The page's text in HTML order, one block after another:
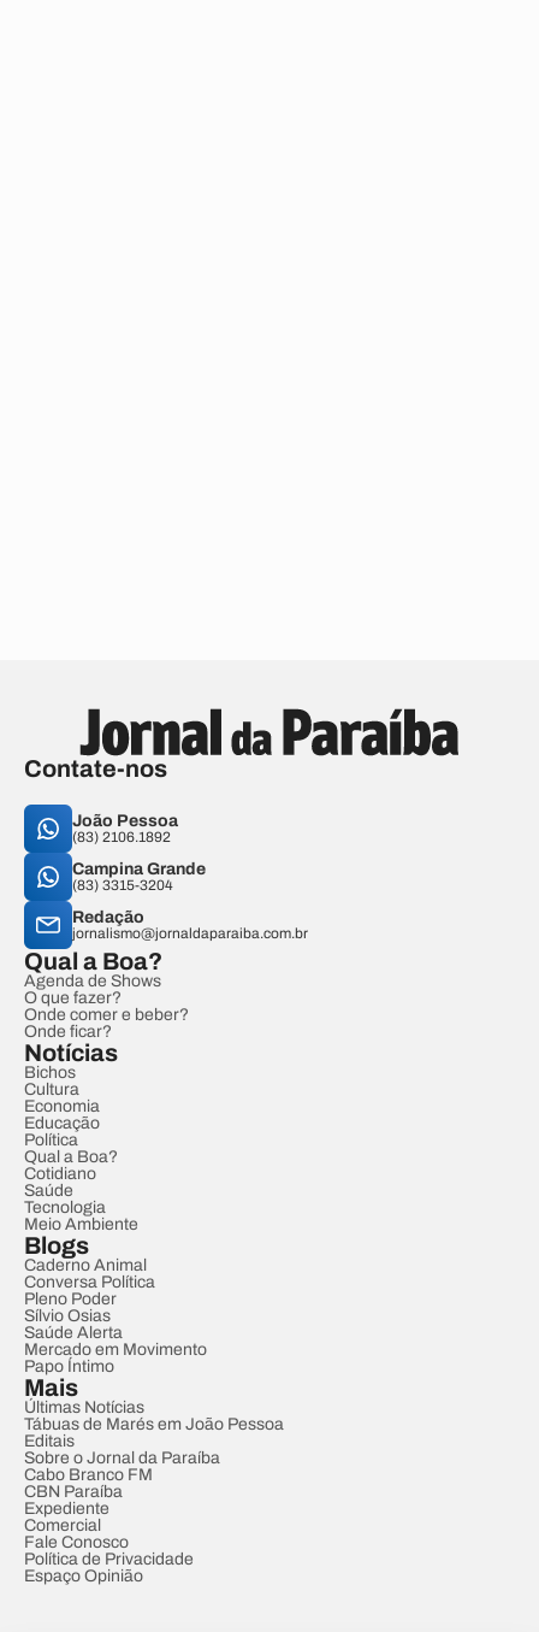
Contate-nos
João Pessoa
(83) 2106.1892
Campina Grande
(83) 3315-3204
Redação
jornalismo@jornaldaparaiba.com.br
Qual a Boa?
Agenda de Shows
O que fazer?
Onde comer e beber?
Onde ficar?
Notícias
Bichos
Cultura
Economia
Educação
Política
Qual a Boa?
Cotidiano
Saúde
Tecnologia
Meio Ambiente
Blogs
Caderno Animal
Conversa Política
Pleno Poder
Sílvio Osias
Saúde Alerta
Mercado em Movimento
Papo Íntimo
Mais
Últimas Notícias
Tábuas de Marés em João Pessoa
Editais
Sobre o Jornal da Paraíba
Cabo Branco FM
CBN Paraíba
Expediente
Comercial
Fale Conosco
Política de Privacidade
Espaço Opinião